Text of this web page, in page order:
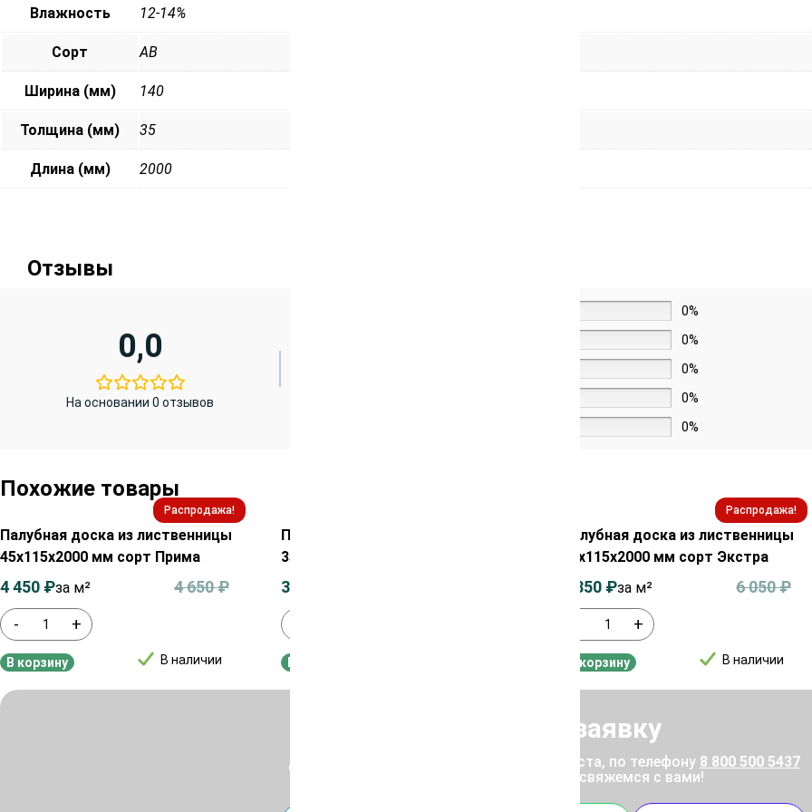
Влажность 12-14%
Сорт АВ
Ширина (мм) 140
Толщина (мм) 35
Длина (мм) 2000
Отзывы
0,0
На основании 0 отзывов
0%
0%
0%
0%
0%
Похожие товары
Распродажа!
Палубная доска из лиственницы
45х115х2000 мм сорт Прима
- +
В наличии
4 650₽
4 450 ₽за м²
В корзину
Палубная доска из лиственницы
35х90х2000 мм сорт Прима
3 450
Распродажа!
Палубная доска из лиственницы
45х115х2000 мм сорт Экстра
+
В наличии
6 050₽
5 850 ₽за м²
В корзину
Отправить заявку
Для уточнения цены позвоните, пожалуйста, по телефону 8 800 500 5437
или отправьте заявку, и мы свяжемся с вами!